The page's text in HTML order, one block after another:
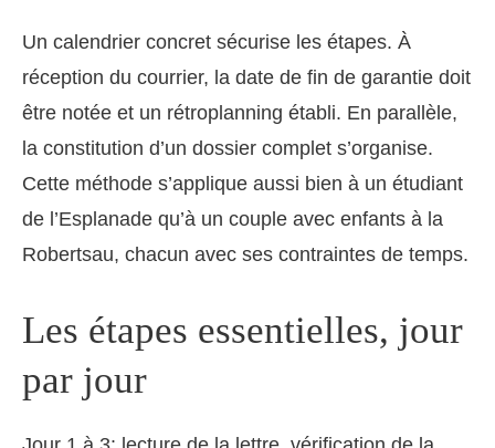
Un calendrier concret sécurise les étapes. À
réception du courrier, la date de fin de garantie doit
être notée et un rétroplanning établi. En parallèle,
la constitution d’un dossier complet s’organise.
Cette méthode s’applique aussi bien à un étudiant
de l’Esplanade qu’à un couple avec enfants à la
Robertsau, chacun avec ses contraintes de temps.
Les étapes essentielles, jour
par jour